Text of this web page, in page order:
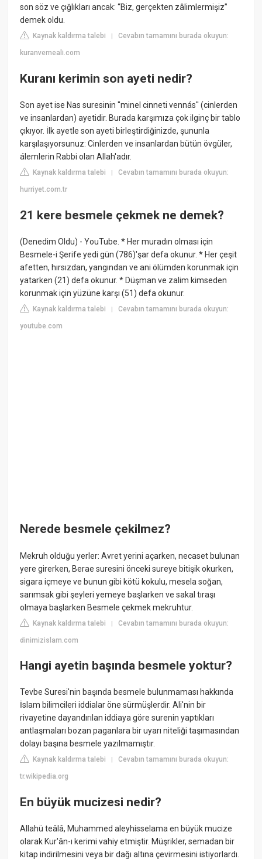
son söz ve çığlıkları ancak: “Biz, gerçekten zâlimlermişiz”
demek oldu.
Kaynak kaldırma talebi |Cevabın tamamını burada okuyun:
kuranvemeali.com
Kuranı kerimin son ayeti nedir?
Son ayet ise Nas suresinin ''minel cinneti vennás'' (cinlerden
ve insanlardan) ayetidir. Burada karşımıza çok ilginç bir tablo
çıkıyor. İlk ayetle son ayeti birleştirdiğinizde, şununla
karşılaşıyorsunuz: Cinlerden ve insanlardan bütün övgüler,
álemlerin Rabbi olan Allah'adır.
Kaynak kaldırma talebi |Cevabın tamamını burada okuyun:
hurriyet.com.tr
21 kere besmele çekmek ne demek?
(Denedim Oldu) - YouTube. * Her muradın olması için
Besmele-i Şerife yedi gün (786)'şar defa okunur. * Her çeşit
afetten, hırsızdan, yangından ve ani ölümden korunmak için
yatarken (21) defa okunur. * Düşman ve zalim kimseden
korunmak için yüzüne karşı (51) defa okunur.
Kaynak kaldırma talebi |Cevabın tamamını burada okuyun:
youtube.com
Nerede besmele çekilmez?
Mekruh olduğu yerler: Avret yerini açarken, necaset bulunan
yere girerken, Berae suresini önceki sureye bitişik okurken,
sigara içmeye ve bunun gibi kötü kokulu, mesela soğan,
sarımsak gibi şeyleri yemeye başlarken ve sakal tıraşı
olmaya başlarken Besmele çekmek mekruhtur.
Kaynak kaldırma talebi |Cevabın tamamını burada okuyun:
dinimizislam.com
Hangi ayetin başında besmele yoktur?
Tevbe Suresi'nin başında besmele bulunmaması hakkında
İslam bilimcileri iddialar öne sürmüşlerdir. Ali'nin bir
rivayetine dayandırılan iddiaya göre surenin yaptıkları
antlaşmaları bozan paganlara bir uyarı niteliği taşımasından
dolayı başına besmele yazılmamıştır.
Kaynak kaldırma talebi |Cevabın tamamını burada okuyun:
tr.wikipedia.org
En büyük mucizesi nedir?
Allahü teâlâ, Muhammed aleyhisselama en büyük mucize
olarak Kur'ân-ı kerimi vahiy etmiştir. Müşrikler, semadan bir
kitap indirilmesini veya bir dağı altına çevirmesini istiyorlardı.